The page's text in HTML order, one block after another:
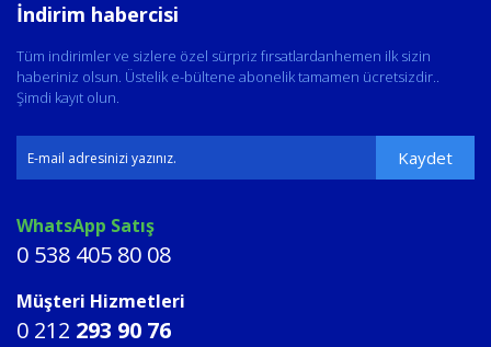
İndirim habercisi
Tüm indirimler ve sizlere özel sürpriz fırsatlardanhemen ilk sizin
haberiniz olsun. Üstelik e-bültene abonelik tamamen ücretsizdir..
Şimdi kayıt olun.
Kaydet
WhatsApp Satış
0 538 405 80 08
Müşteri Hizmetleri
0 212 293 90 76